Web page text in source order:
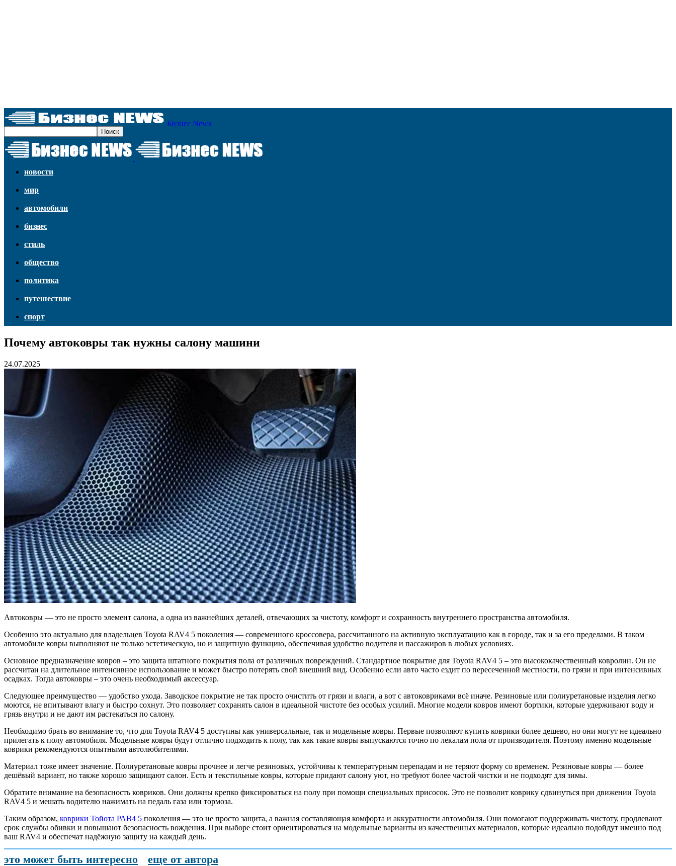
Бизнес News
новости
мир
автомобили
бизнес
стиль
общество
политика
путешествие
спорт
Почему автоковры так нужны салону машини
24.07.2025
Автоковры — это не просто элемент салона, а одна из важнейших деталей, отвечающих за чистоту, комфорт и сохранность внутреннего пространства автомобиля.
Особенно это актуально для владельцев Toyota RAV4 5 поколения — современного кроссовера, рассчитанного на активную эксплуатацию как в городе, так и за его пределами. В таком
автомобиле ковры выполняют не только эстетическую, но и защитную функцию, обеспечивая удобство водителя и пассажиров в любых условиях.
Основное предназначение ковров – это защита штатного покрытия пола от различных повреждений. Стандартное покрытие для Toyota RAV4 5 – это высококачественный ковролин. Он не
рассчитан на длительное интенсивное использование и может быстро потерять свой внешний вид. Особенно если авто часто ездит по пересеченной местности, по грязи и при интенсивных
осадках. Тогда автоковры – это очень необходимый аксессуар.
Следующее преимущество — удобство ухода. Заводское покрытие не так просто очистить от грязи и влаги, а вот с автоковриками всё иначе. Резиновые или полиуретановые изделия легко
моются, не впитывают влагу и быстро сохнут. Это позволяет сохранять салон в идеальной чистоте без особых усилий. Многие модели ковров имеют бортики, которые удерживают воду и
грязь внутри и не дают им растекаться по салону.
Необходимо брать во внимание то, что для Toyota RAV4 5 доступны как универсальные, так и модельные ковры. Первые позволяют купить коврики более дешево, но они могут не идеально
прилегать к полу автомобиля. Модельные ковры будут отлично подходить к полу, так как такие ковры выпускаются точно по лекалам пола от производителя. Поэтому именно модельные
коврики рекомендуются опытными автолюбителями.
Материал тоже имеет значение. Полиуретановые ковры прочнее и легче резиновых, устойчивы к температурным перепадам и не теряют форму со временем. Резиновые ковры — более
дешёвый вариант, но также хорошо защищают салон. Есть и текстильные ковры, которые придают салону уют, но требуют более частой чистки и не подходят для зимы.
Обратите внимание на безопасность ковриков. Они должны крепко фиксироваться на полу при помощи специальных присосок. Это не позволит коврику сдвинуться при движении Toyota
RAV4 5 и мешать водителю нажимать на педаль газа или тормоза.
Таким образом, коврики Тойота РАВ4 5 поколения — это не просто защита, а важная составляющая комфорта и аккуратности автомобиля. Они помогают поддерживать чистоту, продлевают
срок службы обивки и повышают безопасность вождения. При выборе стоит ориентироваться на модельные варианты из качественных материалов, которые идеально подойдут именно под
ваш RAV4 и обеспечат надёжную защиту на каждый день.
это может быть интересно еще от автора